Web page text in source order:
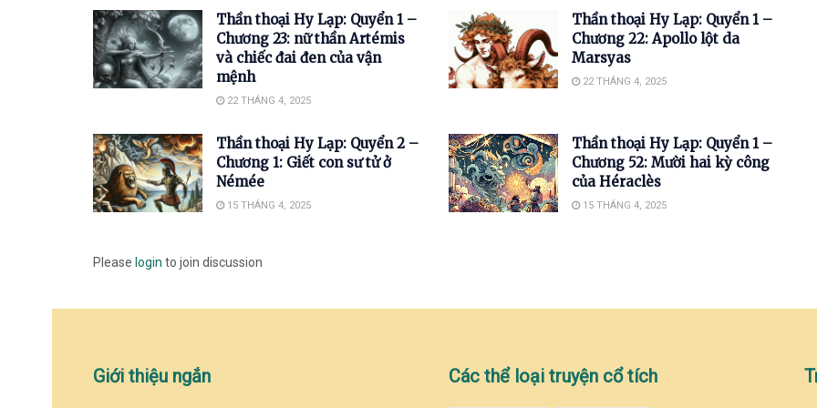
Thần thoại Hy Lạp: Quyển 1 –
Chương 23: nữ thần Artémis
và chiếc đai đen của vận
mệnh
22 THÁNG 4, 2025
Thần thoại Hy Lạp: Quyển 1 –
Chương 22: Apollo lột da
Marsyas
22 THÁNG 4, 2025
Thần thoại Hy Lạp: Quyển 2 –
Chương 1: Giết con sư tử ở
Némée
15 THÁNG 4, 2025
Thần thoại Hy Lạp: Quyển 1 –
Chương 52: Mười hai kỳ công
của Héraclès
15 THÁNG 4, 2025
Please login to join discussion
Giới thiệu ngắn Các thể loại truyện cổ tích